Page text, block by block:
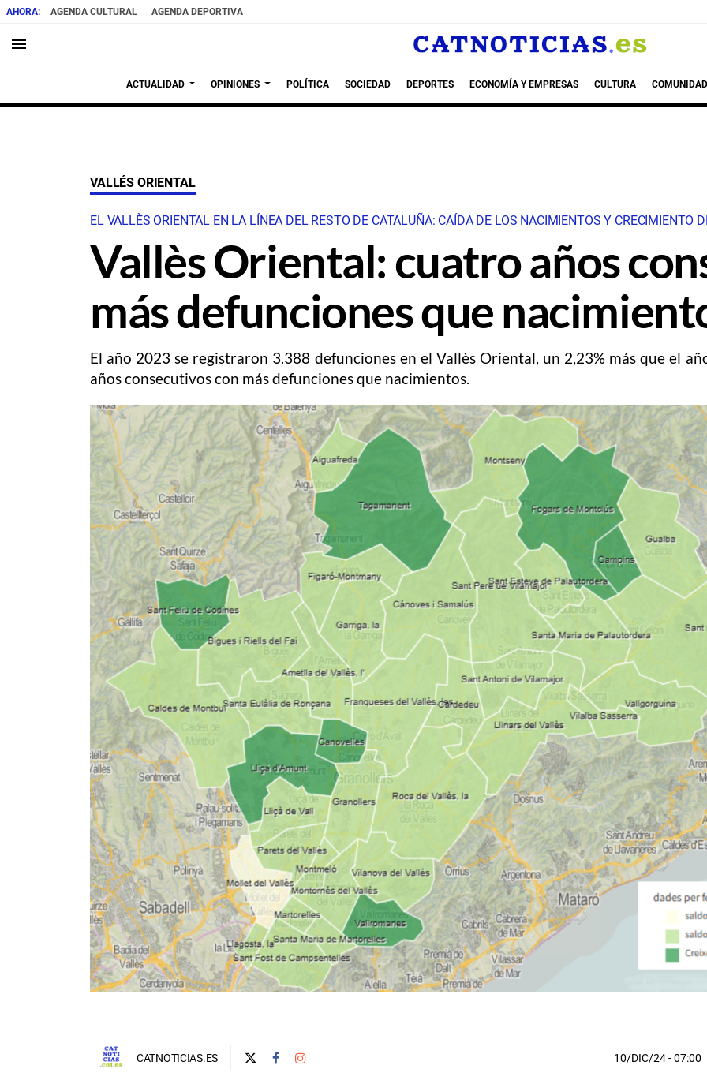
AGENDA CULTURAL AGENDA DEPORTIVA
menu
ACTUALIDAD OPINIONES POLÍTICA SOCIEDAD DEPORTES ECONOMÍA Y EMPRESAS CULTURA
VALLÉS ORIENTAL
EL VALLÈS ORIENTAL EN LA LÍNEA DEL RESTO DE CATALUÑA: CAÍDA DE LOS NACIMIENTOS Y CRECIMIENTO
Vallès Oriental: cuatro años
más defunciones que
El año 2023 se registraron 3.388 defunciones en el Vallès Oriental, un 2,23% más que el
años consecutivos con más defunciones que nacimientos.
CATNOTICIAS.ES 10/DIC/24- 07:00